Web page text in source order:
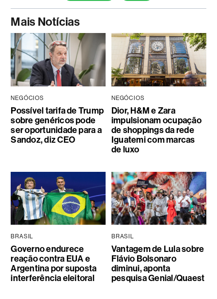
Mais Notícias
NEGÓCIOS
Possível tarifa de Trump
sobre genéricos pode
ser oportunidade para a
Sandoz, diz CEO
NEGÓCIOS
Dior, H&M e Zara
impulsionam ocupação
de shoppings da rede
Iguatemi com marcas
de luxo
BRASIL
Governo endurece
reação contra EUA e
Argentina por suposta
interferência eleitoral
BRASIL
Vantagem de Lula sobre
Flávio Bolsonaro
diminui, aponta
pesquisa Genial/Quaest